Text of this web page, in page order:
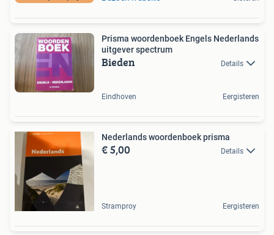
Prisma woordenboek Engels Nederlands
uitgever spectrum
Bieden Details
Eindhoven Eergisteren
Nederlands woordenboek prisma
€ 5,00 Details
Stramproy Eergisteren